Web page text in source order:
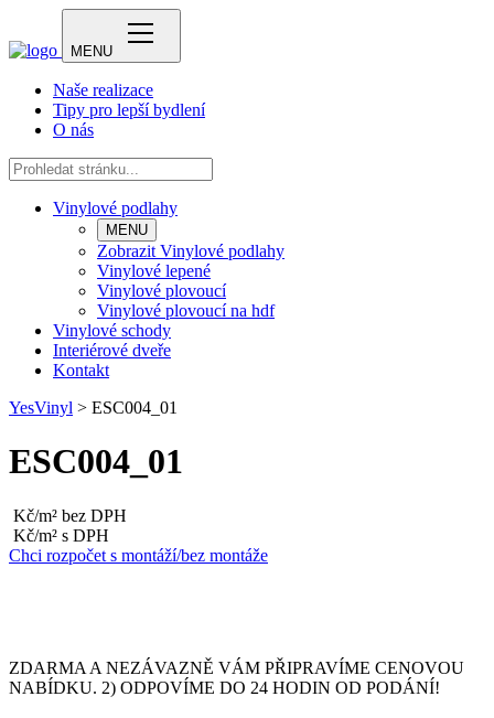
MENU
Naše realizace
Tipy pro lepší bydlení
O nás
Vinylové podlahy
MENU
Zobrazit Vinylové podlahy
Vinylové lepené
Vinylové plovoucí
Vinylové plovoucí na hdf
Vinylové schody
Interiérové dveře
Kontakt
YesVinyl > ESC004_01
ESC004_01
Kč/m² bez DPH
Kč/m² s DPH
Chci rozpočet s montáží/bez montáže
ZDARMA A NEZÁVAZNĚ VÁM PŘIPRAVÍME CENOVOU
NABÍDKU. 2) ODPOVÍME DO 24 HODIN OD PODÁNÍ!